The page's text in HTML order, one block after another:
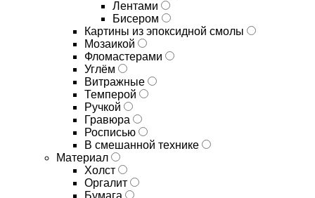
Лентами
Бисером
Картины из эпоксидной смолы
Мозаикой
Фломастерами
Углём
Витражные
Темперой
Ручкой
Гравюра
Росписью
В смешанной технике
Материал
Холст
Оргалит
Бумага